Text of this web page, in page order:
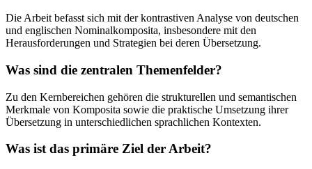
Die Arbeit befasst sich mit der kontrastiven Analyse von deutschen
und englischen Nominalkomposita, insbesondere mit den
Herausforderungen und Strategien bei deren Übersetzung.
Was sind die zentralen Themenfelder?
Zu den Kernbereichen gehören die strukturellen und semantischen
Merkmale von Komposita sowie die praktische Umsetzung ihrer
Übersetzung in unterschiedlichen sprachlichen Kontexten.
Was ist das primäre Ziel der Arbeit?